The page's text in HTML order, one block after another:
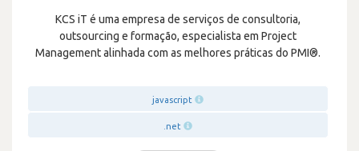
KCS iT é uma empresa de serviços de consultoria,
outsourcing e formação, especialista em Project
Management alinhada com as melhores práticas do PMI®.
javascript
.net